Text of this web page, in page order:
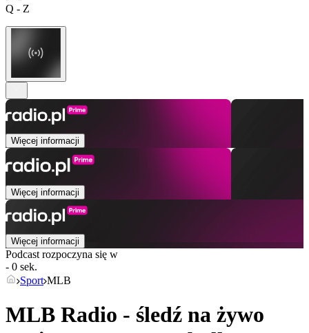
Q - Z
Więcej informacji
Więcej informacji
Więcej informacji
Podcast rozpoczyna się w
- 0 sek.
Sport MLB
MLB Radio - śledź na żywo